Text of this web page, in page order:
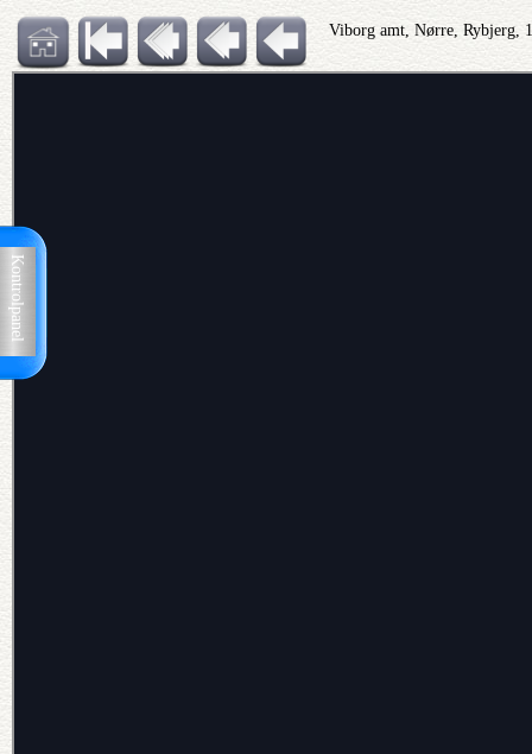
Kontrolpanel
Viborg amt, Nørre, Rybjerg,